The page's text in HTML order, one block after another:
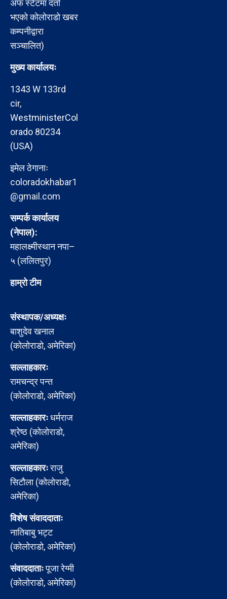
अफ स्टेटमा दर्ता
भएको कोलोराडो खबर
कम्पनीद्वारा
सञ्चालित)
मुख्य कार्यालयः
1343 W 133rd
cir,
WestministerCol
orado 80234
(USA)
इमेल ठेगानाः
coloradokhabar1
@gmail.com
सम्पर्क कार्यालय
(नेपाल):
महालक्ष्मीस्थान नपा–
५ (ललितपुर)
हाम्रो टीम
संस्थापक/अध्यक्षः
बाशुदेव खनाल
(कोलोराडो, अमेरिका)
सल्लाहकारः
रामचन्द्र पन्त
(कोलोराडो, अमेरिका)
सल्लाहकारःधर्मराज
श्रेष्ठ (कोलोराडो,
अमेरिका)
सल्लाहकारःराजु
सिटौला (कोलोराडो,
अमेरिका)
विशेष संवाददाताः
नातिबाबु भट्ट
(कोलोराडो, अमेरिका)
संवाददाताःपूजा रेग्मी
(कोलोराडो, अमेरिका)